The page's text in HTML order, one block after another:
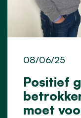
Positief
moet
08/06/25